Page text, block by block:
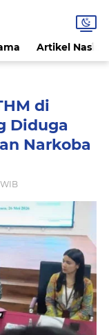
Artikel
di
Diduga
Narkoba